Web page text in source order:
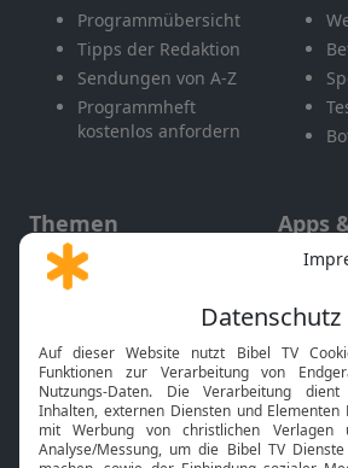
Programmübersicht
Tipps der Redaktion
Sendungen von A-Z
Programmheft
kostenlos anfordern
Themen
Gott und Bibel erklärt
Neuigkeiten
Apps